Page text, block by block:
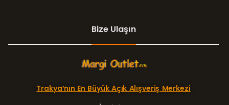
Bize Ulaşın
Trakya’nın En Büyük Açık Alışveriş Merkezi